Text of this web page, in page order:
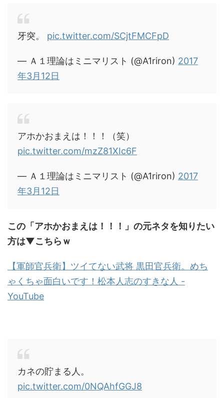
牙突。 pic.twitter.com/SCjtFMCFpD
— Ａ１理論はミニマリスト (@A1riron) 2017
年3月12日
アホかおまえは！！！（笑）
pic.twitter.com/mzZ81XIc6F
— Ａ１理論はミニマリスト (@A1riron) 2017
年3月12日
この「アホかおまえは！！！」の元ネタを知りたい
方は▼こちらｗ
【軍師官兵衛】ツイてない武将 黒田官兵衛。めち
ゃくちゃ面白いです！松本人志のすきな人 -
YouTube
カネの貯まる人。
pic.twitter.com/0NQAhfGGJ8